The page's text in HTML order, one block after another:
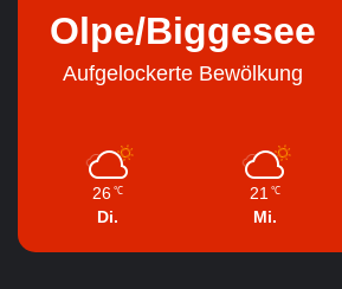
Olpe/Biggesee
Aufgelockerte Bewölkung
26 ℃
Di.
21 ℃
Mi.